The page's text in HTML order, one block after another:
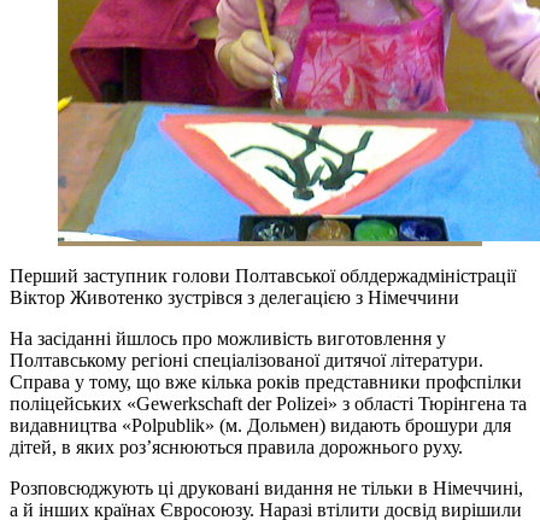
Перший заступник голови Полтавської облдержадміністрації
Віктор Животенко зустрівся з делегацією з Німеччини
На засіданні йшлось про можливість виготовлення у
Полтавському регіоні спеціалізованої дитячої літератури.
Справа у тому, що вже кілька років представники профспілки
поліцейських «Gewerkschaft der Polizei» з області Тюрінгена та
видавництва «Polpublik» (м. Дольмен) видають брошури для
дітей, в яких роз’яснюються правила дорожнього руху.
Розповсюджують ці друковані видання не тільки в Німеччині,
а й інших країнах Євросоюзу. Наразі втілити досвід вирішили